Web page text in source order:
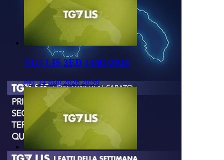
TG7 LIS 3ED 14/05/2026
gio, 14 mag 2026 20:50